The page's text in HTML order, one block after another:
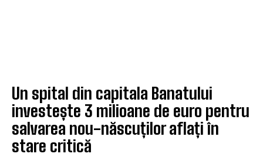
Un spital din capitala Banatului
investește 3 milioane de euro pentru
salvarea nou-născuților aflați în
stare critică